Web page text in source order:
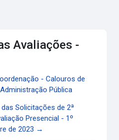
Avaliações -
- Calouros de
Pública
Solicitações de 2ª
Presencial - 1º
de 2023 →